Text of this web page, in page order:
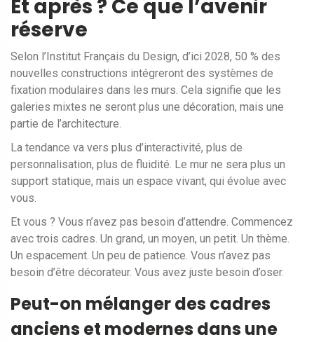
Et après ? Ce que l’avenir
réserve
Selon l’Institut Français du Design, d’ici 2028, 50 % des
nouvelles constructions intégreront des systèmes de
fixation modulaires dans les murs. Cela signifie que les
galeries mixtes ne seront plus une décoration, mais une
partie de l’architecture.
La tendance va vers plus d’interactivité, plus de
personnalisation, plus de fluidité. Le mur ne sera plus un
support statique, mais un espace vivant, qui évolue avec
vous.
Et vous ? Vous n’avez pas besoin d’attendre. Commencez
avec trois cadres. Un grand, un moyen, un petit. Un thème.
Un espacement. Un peu de patience. Vous n’avez pas
besoin d’être décorateur. Vous avez juste besoin d’oser.
Peut-on mélanger des cadres
anciens et modernes dans une